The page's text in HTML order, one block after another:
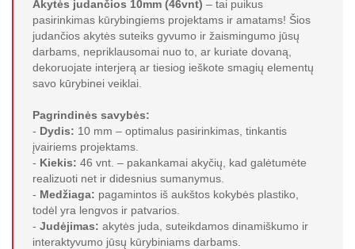
Akytės judančios 10mm (46vnt) – tai puikus
pasirinkimas kūrybingiems projektams ir amatams! Šios
judančios akytės suteiks gyvumo ir žaismingumo jūsų
darbams, nepriklausomai nuo to, ar kuriate dovaną,
dekoruojate interjerą ar tiesiog ieškote smagių elementų
savo kūrybinei veiklai.
Pagrindinės savybės:
- Dydis: 10 mm – optimalus pasirinkimas, tinkantis
įvairiems projektams.
- Kiekis: 46 vnt. – pakankamai akyčių, kad galėtumėte
realizuoti net ir didesnius sumanymus.
- Medžiaga: pagamintos iš aukštos kokybės plastiko,
todėl yra lengvos ir patvarios.
- Judėjimas: akytės juda, suteikdamos dinamiškumo ir
interaktyvumo jūsų kūrybiniams darbams.